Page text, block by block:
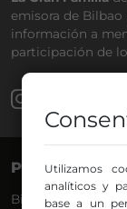
emisora de Bilbao
información a
participación de
PROGRAMAS
Bilbosport
Utilizamos
analíticos y
base a un